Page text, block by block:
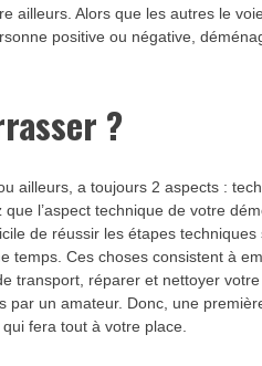
ailleurs. Alors que les autres le
positive ou négative,
?
ou ailleurs, a toujours 2 aspects :
que l’aspect technique de votre
de réussir les étapes
temps. Ces choses consistent à
transport, réparer et nettoyer
par un amateur. Donc, une
fera tout à votre place.